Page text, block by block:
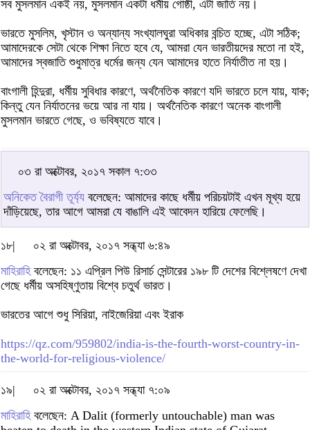
সব মুসলমান একই নয়, মুসলমান একটা ধর্মীয় গোষ্ঠী, এটা জাতি নয়।
ভারতে মুসলিম, খৃস্টান ও অন্যান্য সংখ্যালঘুরা অধিকার বন্চিত হচ্ছে, এটা সঠিক;
আমাদেরকে সেটা থেকে শিক্ষা নিতে হবে যে, আমরা যেন ভারতীয়দের মতো না হই,
আমাদের স্বজাতি শুধুমাত্র ধর্মের জন্য যেন আমাদের হাতে নির্যাতীত না হয়।
বাংগালী হিন্দুরা, ধর্মীয় সুবিধার কারণে, অর্থনৈতিক কারণে যদি ভারতে চলে যায়, যাক;
কিন্তু যেন নির্যাতনের ভয়ে আর না যায়। অর্থনৈতিক কারণে অনেক বাংগালী
মুসলমান ভারতে গেছে, ও ভবিষ্যতে যাবে।
০৩ রা অক্টোবর, ২০১৭ সকাল ৭:৩৩
অনিকেত বৈরাগী তূর্য্য বলেছেন: আমাদের কাছে ধর্মীয় পরিচয়টাই এখন মূখ্য হয়ে
দাঁড়িয়েছে, তার আগে আমরা যে বাঙালি এই আবেদন হারিয়ে ফেলেছি।
১৮|
০২ রা অক্টোবর, ২০১৭ সন্ধ্যা ৬:৪৯
মাহিরাহিবলেছেন: ১১ এপ্রিল পিউ রিসার্চ সেন্টারের ১৯৮ টি দেশের বিশ্লেষণে দেখা
গেছে ধর্মীয় অসহিষ্ণুতায় বিশ্বে চতুর্থ ভারত।
ভারতের আগে শুধু সিরিয়া, নাইজেরিয়া এবং ইরাক
https://qz.com/959802/india-is-the-fourth-worst-country-in-
the-world-for-religious-violence/
১৯|
০২ রা অক্টোবর, ২০১৭ সন্ধ্যা ৭:০৯
মাহিরাহিবলেছেন: A Dalit (formerly untouchable) man was